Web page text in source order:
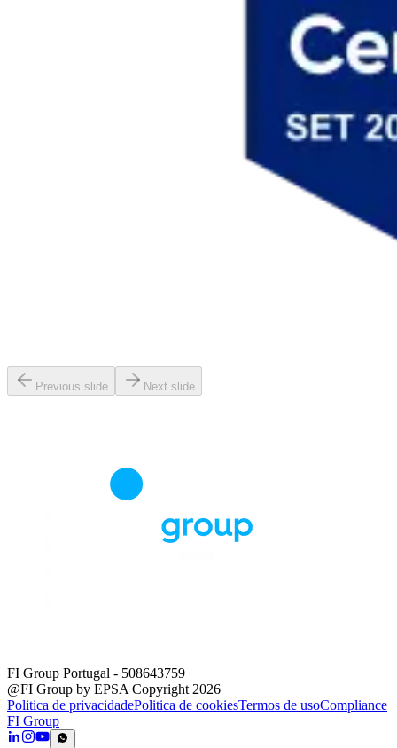
Previous slide Next slide
FI Group Portugal - 508643759
@FI Group by EPSA Copyright 2026
Politica de privacidadePolitica de cookiesTermos de usoCompliance
FI Group